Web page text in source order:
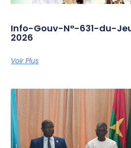
Info-Gouv-N°-631-du-
2026
Voir Plus